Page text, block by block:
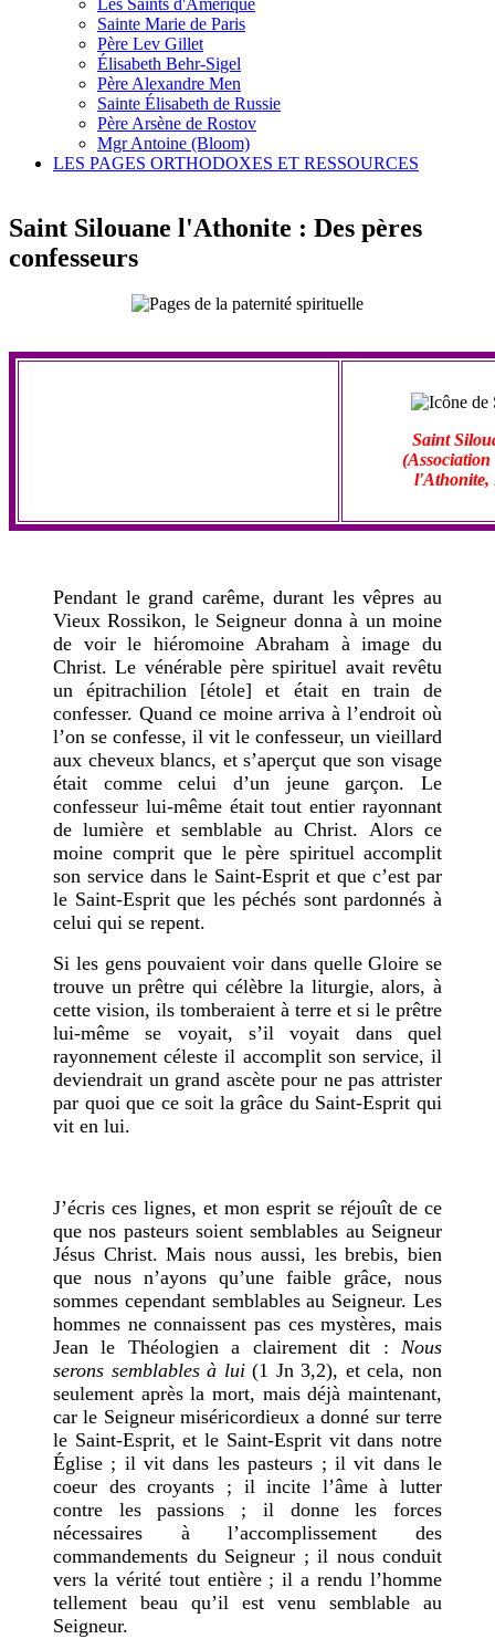
Sainte Marie de Paris
Père Lev Gillet
Élisabeth Behr-Sigel
Père Alexandre Men
Sainte Élisabeth de Russie
Père Arsène de Rostov
Mgr Antoine (Bloom)
LES PAGES ORTHODOXES ET RESSOURCES
Saint Silouane l'Athonite : Des pères
confesseurs
Saint
l'Athonite,
Pendant le grand carême, durant les vêpres au
Vieux Rossikon, le Seigneur donna à un moine
de voir le hiéromoine Abraham à image du
Christ. Le vénérable père spirituel avait revêtu
un épitrachilion [étole] et était en train de
confesser. Quand ce moine arriva à l’endroit où
l’on se confesse, il vit le confesseur, un vieillard
aux cheveux blancs, et s’aperçut que son visage
était comme celui d’un jeune garçon. Le
confesseur lui-même était tout entier rayonnant
de lumière et semblable au Christ. Alors ce
moine comprit que le père spirituel accomplit
son service dans le Saint-Esprit et que c’est par
le Saint-Esprit que les péchés sont pardonnés à
celui qui se repent.
Si les gens pouvaient voir dans quelle Gloire se
trouve un prêtre qui célèbre la liturgie, alors, à
cette vision, ils tomberaient à terre et si le prêtre
lui-même se voyait, s’il voyait dans quel
rayonnement céleste il accomplit son service, il
deviendrait un grand ascète pour ne pas attrister
par quoi que ce soit la grâce du Saint-Esprit qui
vit en lui.
J’écris ces lignes, et mon esprit se réjouît de ce
que nos pasteurs soient semblables au Seigneur
Jésus Christ. Mais nous aussi, les brebis, bien
que nous n’ayons qu’une faible grâce, nous
sommes cependant semblables au Seigneur. Les
hommes ne connaissent pas ces mystères, mais
Jean le Théologien a clairement dit : Nous
serons semblables à lui(1 Jn 3,2), et cela, non
seulement après la mort, mais déjà maintenant,
car le Seigneur miséricordieux a donné sur terre
le Saint-Esprit, et le Saint-Esprit vit dans notre
Église ; il vit dans les pasteurs ; il vit dans le
coeur des croyants ; il incite l’âme à lutter
contre les passions ; il donne les forces
nécessaires à l’accomplissement des
commandements du Seigneur ; il nous conduit
vers la vérité tout entière ; il a rendu l’homme
tellement beau qu’il est venu semblable au
Seigneur.